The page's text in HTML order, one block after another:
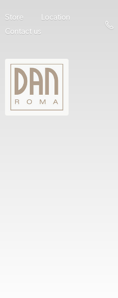
Store
Location
Contact us